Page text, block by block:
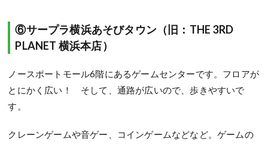
⑥サープラ横浜あそびタウン（旧：THE 3RD
PLANET 横浜本店）
ノースポートモール6階にあるゲームセンターです。フロアが
とにかく広い！ そして、通路が広いので、歩きやすいで
す。
クレーンゲームや音ゲー、コインゲームなどなど。ゲームの